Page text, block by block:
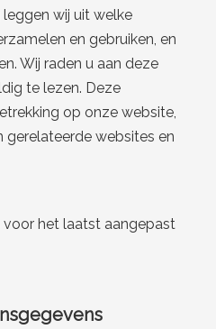
wij uit welke
en gebruiken, en
Wij raden u aan deze
te lezen. Deze
op onze website,
websites en
voor het laatst aangepast